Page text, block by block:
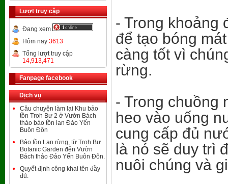
Lượt truy cập
Đang xem
Hôm nay 3613
Tổng lượt truy cập
14,913,471
Fanpage facebook
Dịch vụ
Câu chuyện làm lại Khu bảo
tồn Troh Bư 2 ở Vườn Bách
thảo bảo tồn lan Đảo Yến
Buôn Đôn
Bảo tồn Lan rừng, từ Troh Bư
Botanic Garden đến Vườn
Bách thảo Đảo Yến Buôn Đôn.
Quyết định công khai tên đầy
đủ.
- Trong khoảng
để tạo bóng
càng tốt vì
rừng.
- Trong chuồng
heo vào uống
cung cấp đủ
là nó sẽ duy trì
nuôi chúng và